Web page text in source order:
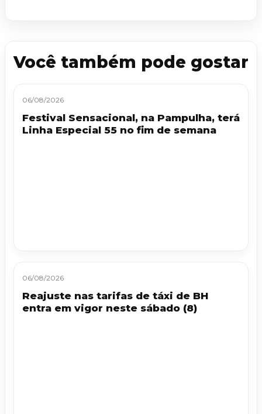
Você também pode gostar
06/08/2026
Festival Sensacional, na Pampulha, terá
Linha Especial 55 no fim de semana
06/08/2026
Reajuste nas tarifas de táxi de BH
entra em vigor neste sábado (8)